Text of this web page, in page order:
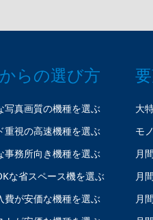
らの選び方
写真画質の機種を選ぶ
重視の高速機種を選ぶ
事務所向き機種を選ぶ
な省スペース機を選ぶ
費が安価な機種を選ぶ
大
モ
月
月
月